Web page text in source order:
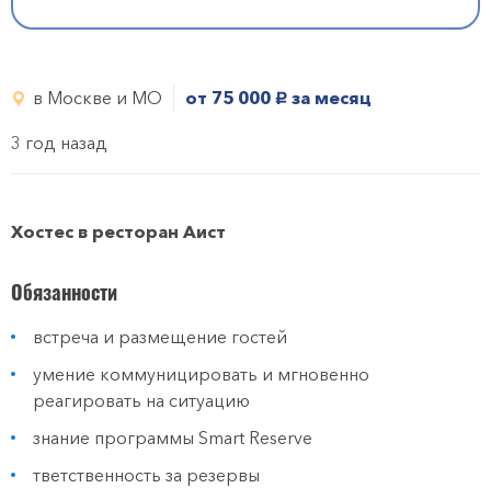
в Москве и МО от 75 000 руб. за месяц
3 год назад
Хостес в ресторан Аист
Обязанности
встреча и размещение гостей
умение коммуницировать и мгновенно
реагировать на ситуацию
знание программы Smart Reserve
тветственность за резервы